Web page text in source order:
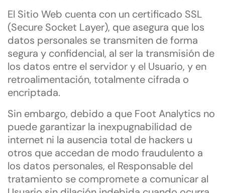
El Sitio Web cuenta con un certificado SSL
(Secure Socket Layer), que asegura que los
datos personales se transmiten de forma
segura y confidencial, al ser la transmisión de
los datos entre el servidor y el Usuario, y en
retroalimentación, totalmente cifrada o
encriptada.
Sin embargo, debido a que Foot Analytics no
puede garantizar la inexpugnabilidad de
internet ni la ausencia total de hackers u
otros que accedan de modo fraudulento a
los datos personales, el Responsable del
tratamiento se compromete a comunicar al